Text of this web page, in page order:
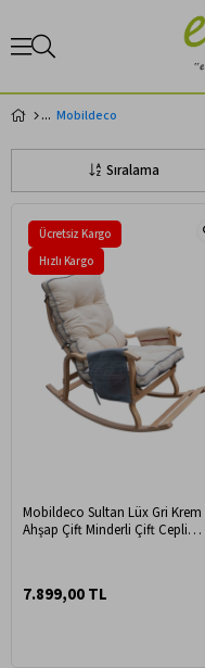
Mobildeco
Sıralama
Mobildeco Sultan Lüx Gri Krem
Ahşap Çift Minderli Çift Cepli
7.899,00 TL
Ücretsiz Kargo
Hızlı Kargo